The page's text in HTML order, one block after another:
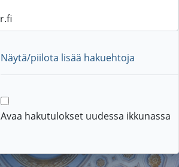
Näytä/piilota lisää hakuehtoja
Avaa hakutulokset uudessa ikkunassa